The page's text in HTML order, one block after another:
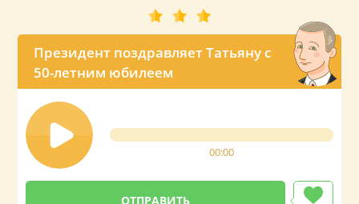
Президент поздравляет Татьяну с
50-летним юбилеем
00:00